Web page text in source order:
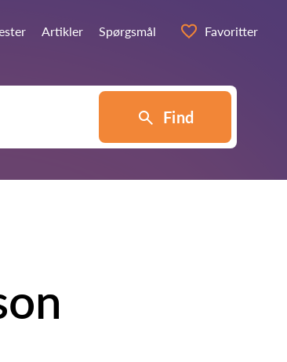
Artikler Spørgsmål Favoritter
Find